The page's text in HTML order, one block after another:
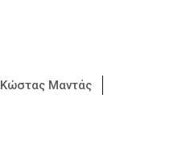
Κώστας Μαντάς